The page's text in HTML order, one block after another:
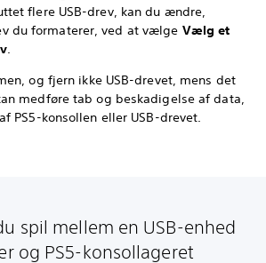
flere USB-drev, kan du ændre,
du formaterer, ved at vælge Vælg et
.
og fjern ikke USB-drevet, mens det
medføre tab og beskadigelse af data,
PS5-konsollen eller USB-drevet.
spil mellem en USB-enhed
og PS5-konsollageret